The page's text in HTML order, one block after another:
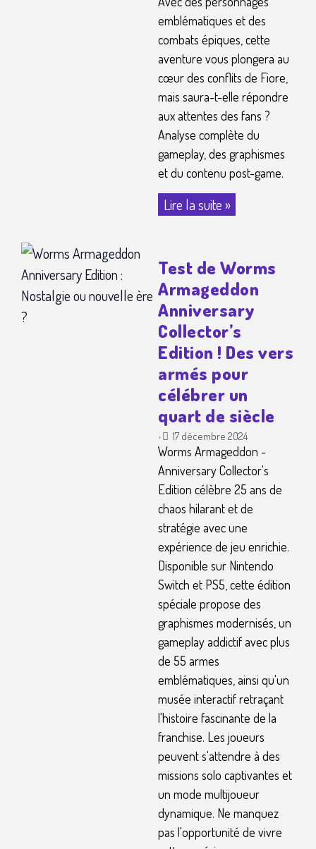
emblématiques et des
combats épiques, cette
aventure vous plongera au
cœur des conflits de Fiore,
mais saura-t-elle répondre
aux attentes des fans ?
Analyse complète du
gameplay, des graphismes
et du contenu post-game.
Lire la suite »
Test de Worms
Armageddon
Anniversary
Collector’s
Edition ! Des vers
armés pour
célébrer un
quart de siècle
• 17 décembre 2024
Worms Armageddon -
Anniversary Collector's
Edition célèbre 25 ans de
chaos hilarant et de
stratégie avec une
expérience de jeu enrichie.
Disponible sur Nintendo
Switch et PS5, cette édition
spéciale propose des
graphismes modernisés, un
gameplay addictif avec plus
de 55 armes
emblématiques, ainsi qu'un
musée interactif retraçant
l'histoire fascinante de la
franchise. Les joueurs
peuvent s'attendre à des
missions solo captivantes et
un mode multijoueur
dynamique. Ne manquez
pas l'opportunité de vivre